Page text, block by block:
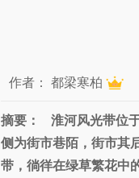
作者： 都梁寒柏
摘要：
淮河风光带位
侧为街市巷陌，街市其
带，徜徉在绿草繁花中